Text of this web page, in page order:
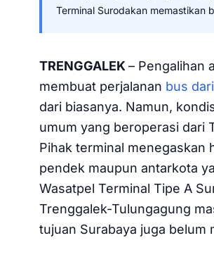
Terminal Surodakan memastikan
TRENGGALEK – Pengalihan
membuat perjalanan bus
dari biasanya. Namun,
umum yang beroperasi dari
Pihak terminal menegaskan
pendek maupun antarkota
Wasatpel Terminal Tipe A
Trenggalek-Tulungagung
tujuan Surabaya juga belum